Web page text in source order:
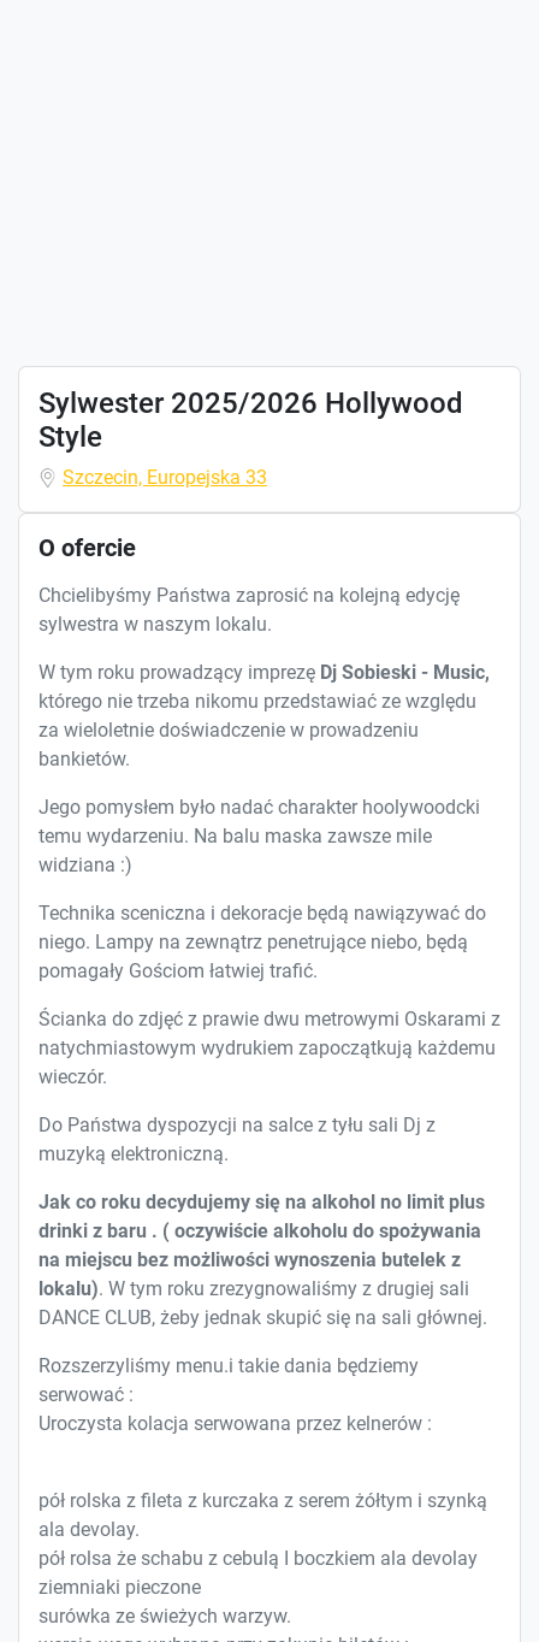
Sylwester 2025/2026 Hollywood
Style
Szczecin, Europejska 33
O ofercie
Chcielibyśmy Państwa zaprosić na kolejną edycję
sylwestra w naszym lokalu.
W tym roku prowadzący imprezę Dj Sobieski - Music,
którego nie trzeba nikomu przedstawiać ze względu
za wieloletnie doświadczenie w prowadzeniu
bankietów.
Jego pomysłem było nadać charakter hoolywoodcki
temu wydarzeniu. Na balu maska zawsze mile
widziana :)
Technika sceniczna i dekoracje będą nawiązywać do
niego. Lampy na zewnątrz penetrujące niebo, będą
pomagały Gościom łatwiej trafić.
Ścianka do zdjęć z prawie dwu metrowymi Oskarami z
natychmiastowym wydrukiem zapoczątkują każdemu
wieczór.
Do Państwa dyspozycji na salce z tyłu sali Dj z
muzyką elektroniczną.
Jak co roku decydujemy się na alkohol no limit plus
drinki z baru . ( oczywiście alkoholu do spożywania
na miejscu bez możliwości wynoszenia butelek z
lokalu). W tym roku zrezygnowaliśmy z drugiej sali
DANCE CLUB, żeby jednak skupić się na sali głównej.
Rozszerzyliśmy menu.i takie dania będziemy
serwować :
Uroczysta kolacja serwowana przez kelnerów :
pół rolska z fileta z kurczaka z serem żółtym i szynką
ala devolay.
pół rolsa że schabu z cebulą I boczkiem ala devolay
ziemniaki pieczone
surówka ze świeżych warzyw.